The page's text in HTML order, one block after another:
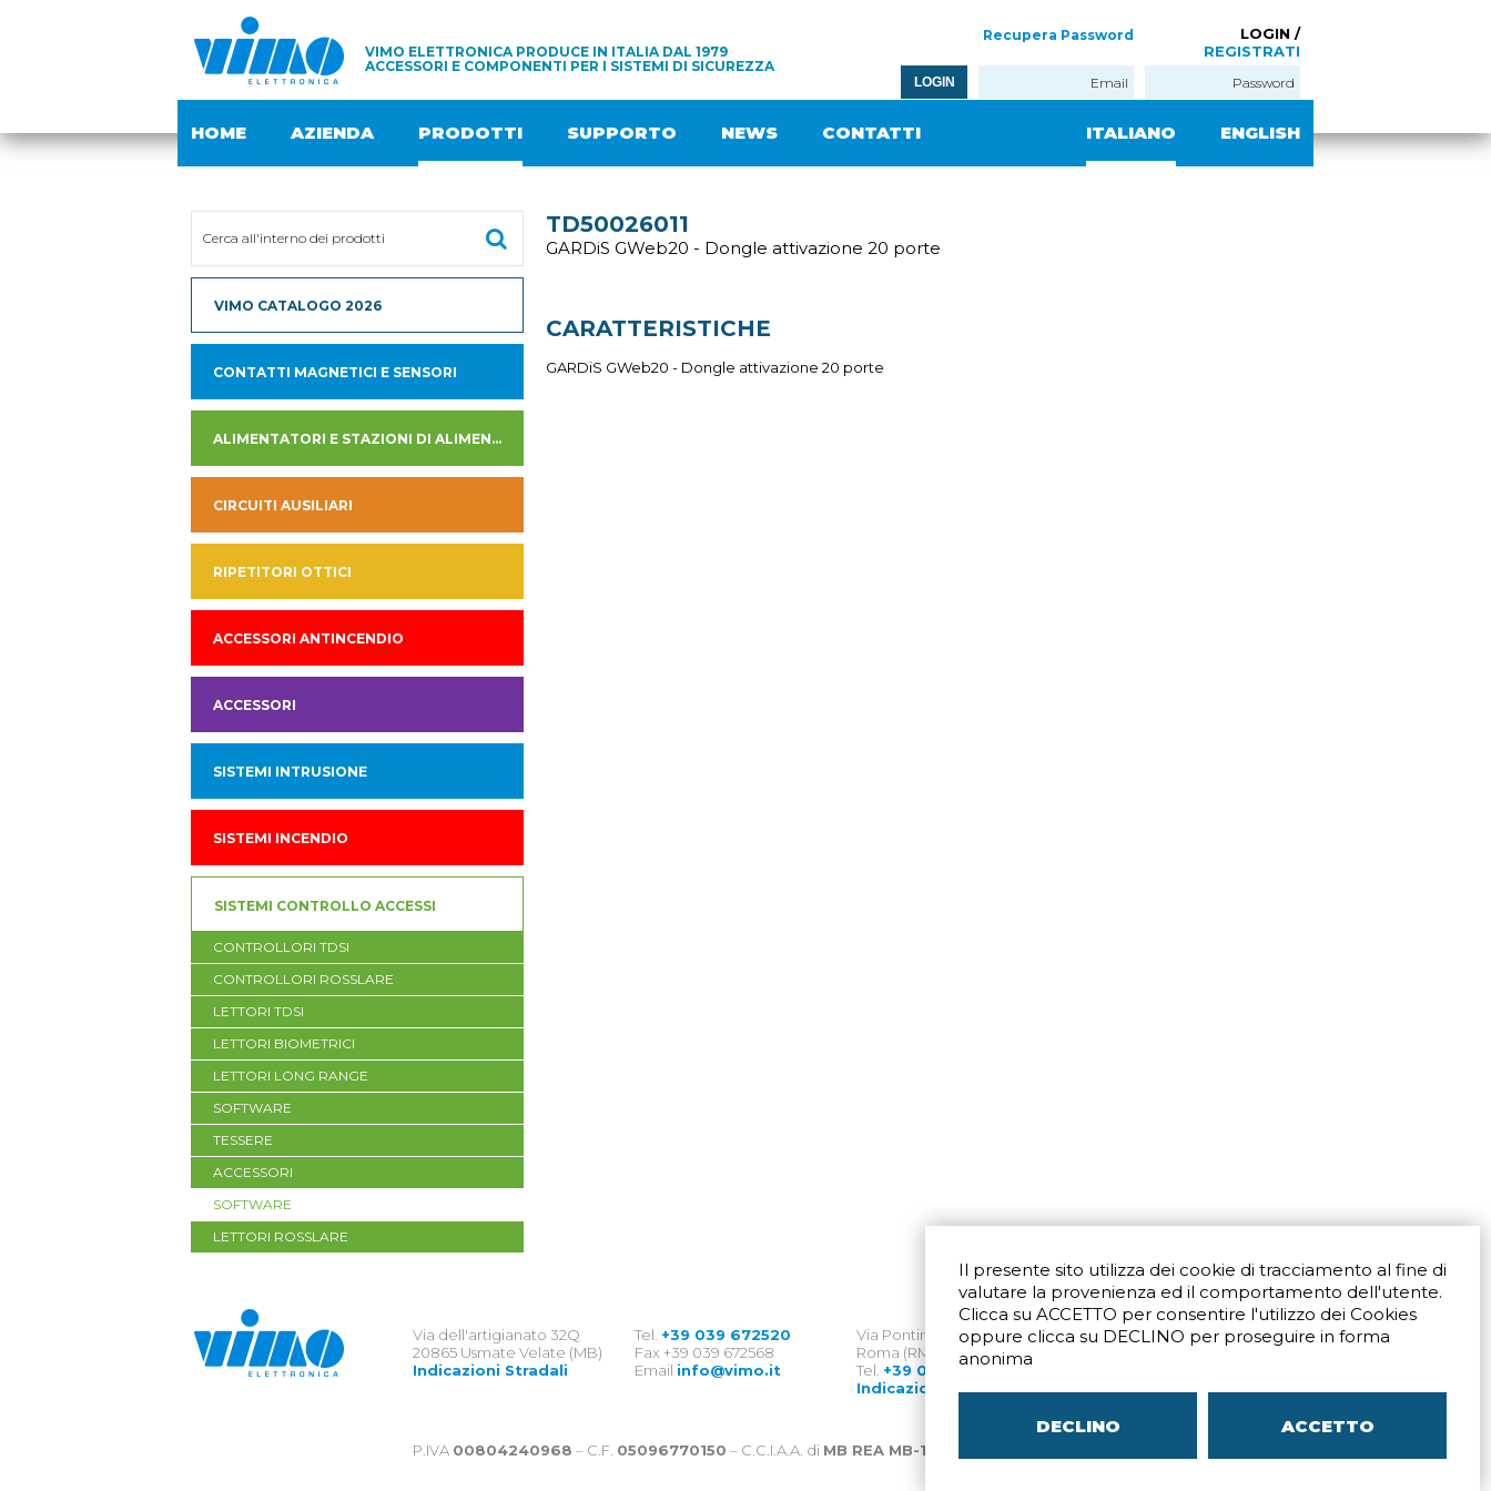
Il presente sito utilizza dei cookie di tracciamento al fine di
valutare la provenienza ed il comportamento dell'utente.
Clicca su ACCETTO per consentire l'utilizzo dei Cookies
oppure clicca su DECLINO per proseguire in forma
anonima
DECLINO ACCETTO
VIMO ELETTRONICA PRODUCE IN ITALIA DAL 1979
ACCESSORI E COMPONENTI PER I SISTEMI DI SICUREZZA
LOGIN /
REGISTRATI
Recupera Password
LOGIN
HOME AZIENDA PRODOTTI SUPPORTO NEWS CONTATTI ENGLISH
ITALIANO
VIMO CATALOGO 2026
CONTATTI MAGNETICI E SENSORI
ALIMENTATORI E STAZIONI DI ALIMENTAZIONE
CIRCUITI AUSILIARI
RIPETITORI OTTICI
ACCESSORI ANTINCENDIO
ACCESSORI
SISTEMI INTRUSIONE
SISTEMI INCENDIO
SISTEMI CONTROLLO ACCESSI
CONTROLLORI TDSI
CONTROLLORI ROSSLARE
LETTORI TDSI
LETTORI BIOMETRICI
LETTORI LONG RANGE
SOFTWARE
TESSERE
ACCESSORI
SOFTWARE
LETTORI ROSSLARE
TD50026011
GARDiS GWeb20 - Dongle attivazione 20 porte
CARATTERISTICHE
GARDiS GWeb20 - Dongle attivazione 20 porte
Via dell'artigianato 32Q
20865 Usmate Velate (MB)
Indicazioni Stradali
Tel. +39 039 672520
Fax +39 039 672568
Email info@vimo.it
Via Pontina 583
Roma (RM) 00128
Tel. +39 06 80079273
Indicazioni Stradali
Via San Crispino 64
P.IVA 00804240968 – C.F. 05096770150 – C.C.I.A.A. di MB REA MB-1176225